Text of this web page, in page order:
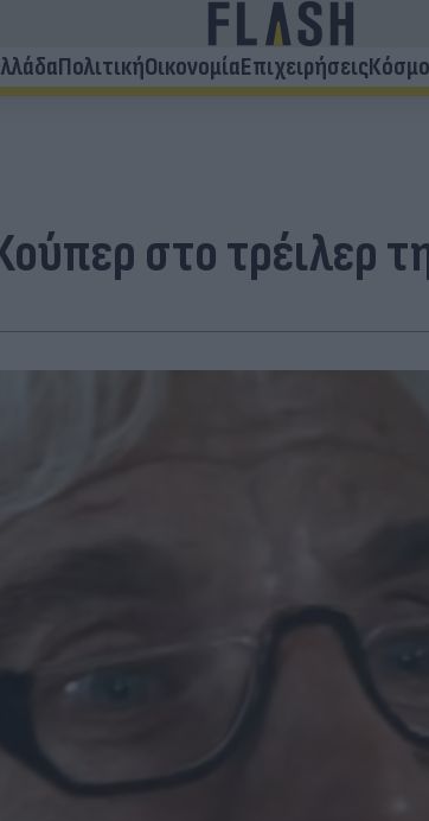
ΠολιτικήΟικονομίαΕπιχειρήσεις
στο τρέιλερ